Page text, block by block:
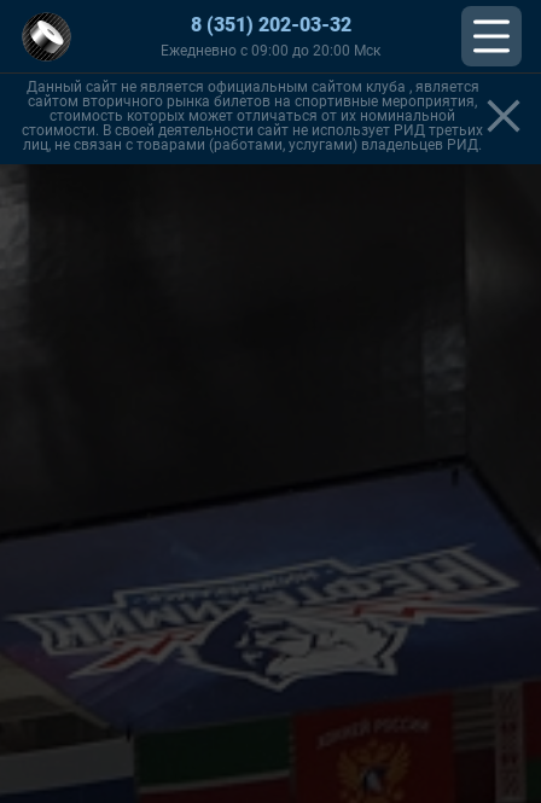
8 (351) 202-03-32
Ежедневно с 09:00 до 20:00 Мск
Данный сайт не является официальным сайтом клуба , является
сайтом вторичного рынка билетов на спортивные мероприятия,
стоимость которых может отличаться от их номинальной
стоимости. В своей деятельности сайт не использует РИД третьих
лиц, не связан с товарами (работами, услугами) владельцев РИД.